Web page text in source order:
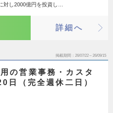
対し2000億円を投資し…
詳細へ
掲載期間 26/07/22～26/09/15
の営業事務・カスタ
日（完全週休二日）